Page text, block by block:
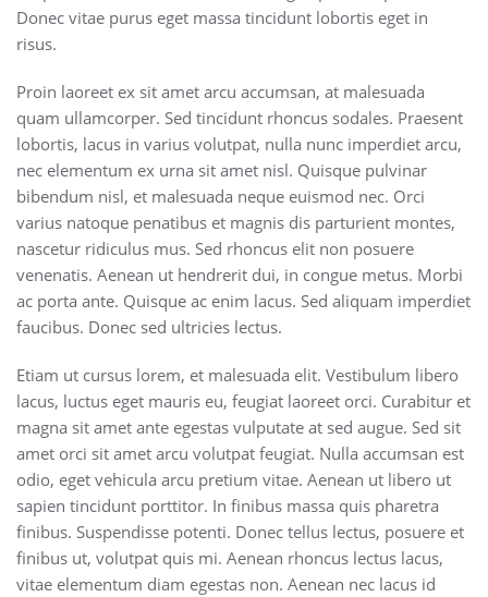
Donec vitae purus eget massa tincidunt lobortis eget in
risus.
Proin laoreet ex sit amet arcu accumsan, at malesuada
quam ullamcorper. Sed tincidunt rhoncus sodales. Praesent
lobortis, lacus in varius volutpat, nulla nunc imperdiet arcu,
nec elementum ex urna sit amet nisl. Quisque pulvinar
bibendum nisl, et malesuada neque euismod nec. Orci
varius natoque penatibus et magnis dis parturient montes,
nascetur ridiculus mus. Sed rhoncus elit non posuere
venenatis. Aenean ut hendrerit dui, in congue metus. Morbi
ac porta ante. Quisque ac enim lacus. Sed aliquam imperdiet
faucibus. Donec sed ultricies lectus.
Etiam ut cursus lorem, et malesuada elit. Vestibulum libero
lacus, luctus eget mauris eu, feugiat laoreet orci. Curabitur et
magna sit amet ante egestas vulputate at sed augue. Sed sit
amet orci sit amet arcu volutpat feugiat. Nulla accumsan est
odio, eget vehicula arcu pretium vitae. Aenean ut libero ut
sapien tincidunt porttitor. In finibus massa quis pharetra
finibus. Suspendisse potenti. Donec tellus lectus, posuere et
finibus ut, volutpat quis mi. Aenean rhoncus lectus lacus,
vitae elementum diam egestas non. Aenean nec lacus id